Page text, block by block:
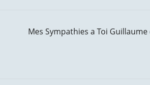
Mes Sympathies a Toi